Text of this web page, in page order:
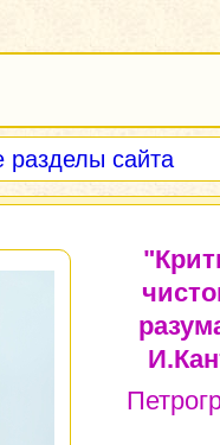
разделы сайта